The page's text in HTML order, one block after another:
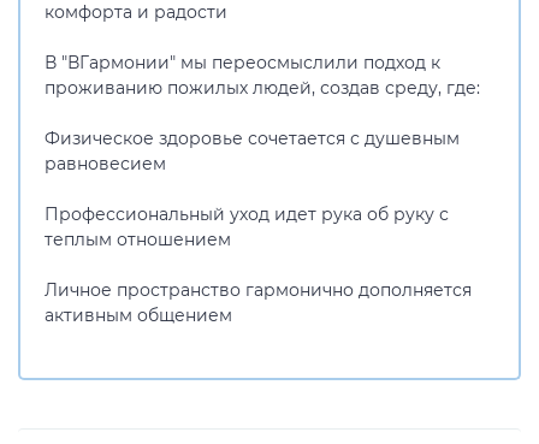
комфорта и радости
В "ВГармонии" мы переосмыслили подход к
проживанию пожилых людей, создав среду, где:
Физическое здоровье сочетается с душевным
равновесием
Профессиональный уход идет рука об руку с
теплым отношением
Личное пространство гармонично дополняется
активным общением